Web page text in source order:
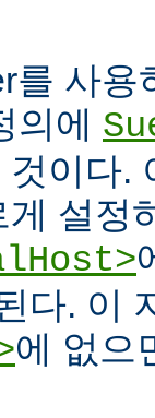
를 사용
의에
이다.
설정
다. 이
에 없으